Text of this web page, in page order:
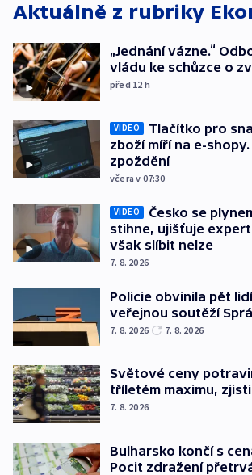
Aktuálně z rubriky
„Jednání vázne.“
vládu ke schůzce o
před 12 h
VIDEO
Tlačítko pro
zboží míří na e-
zpoždění
včera v 07:30
VIDEO
Česko se
stihne, ujišťuje
však slíbit nelze
7. 8. 2026
Policie obvinila pět
veřejnou soutěží
7. 8. 2026 7. 8. 2026
Světové ceny
tříletém maximu,
7. 8. 2026
Bulharsko končí s
Pocit zdražení